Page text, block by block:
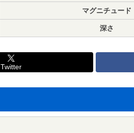
マグニチュード
深さ
Twitter